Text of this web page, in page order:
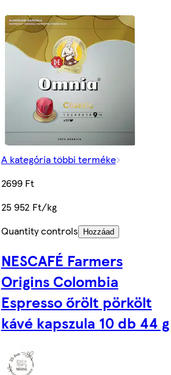
A kategória többi terméke
2699 Ft
25 952 Ft/kg
Quantity controls
Hozzáad
NESCAFÉ Farmers
Origins Colombia
Espresso őrölt pörkölt
kávé kapszula 10 db 44 g